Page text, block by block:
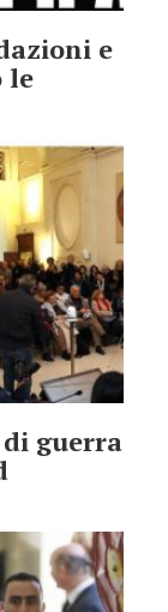
e
le
guerra